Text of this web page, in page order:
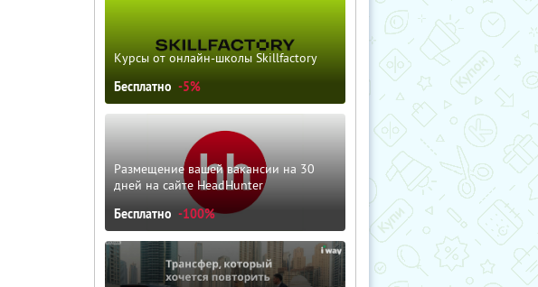
Курсы от онлайн-школы Skillfactory
Бесплатно -5%
Размещение вашей вакансии на 30
дней на сайте HeadHunter
Бесплатно -100%